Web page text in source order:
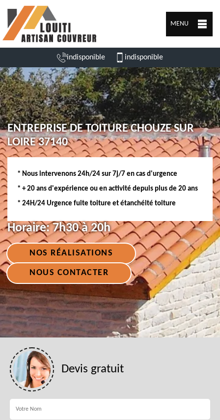
MENU
indisponible indisponible
ENTREPRISE DE TOITURE CHOUZE SUR
LOIRE 37140
* Nous intervenons 24h/24 sur 7j/7 en cas d'urgence
* + 20 ans d'expérience ou en activité depuis plus de 20 ans
* 24H/24 Urgence fuite toiture et étanchéité toiture
Horaire:7h30 à 20h
NOS RÉALISATIONS
NOUS CONTACTER
Devis gratuit